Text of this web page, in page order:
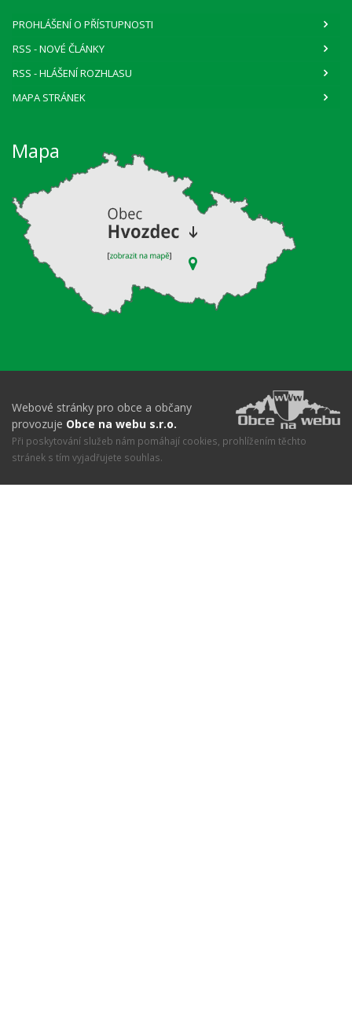
PROHLÁŠENÍ O PŘÍSTUPNOSTI
RSS - NOVÉ ČLÁNKY
RSS - HLÁŠENÍ ROZHLASU
MAPA STRÁNEK
Mapa
Webové stránky pro obce a občany
provozuje Obce na webu s.r.o.
Při poskytování služeb nám pomáhají cookies, prohlížením těchto
stránek s tím vyjadřujete souhlas.